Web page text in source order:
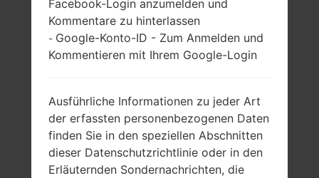
unzen)
Android Lollipop
5.0.2
Juli, 2014
Facebook-Login anzumelden und
Kommentare zu hinterlassen
- Google-Konto-ID - Zum Anmelden und
Kommentieren mit Ihrem Google-Login
Ausführliche Informationen zu jeder Art
der erfassten personenbezogenen Daten
finden Sie in den speziellen Abschnitten
dieser Datenschutzrichtlinie oder in den
Erläuternden Sondernachrichten, die